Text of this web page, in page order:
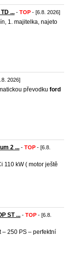
... - TOP - [6.8. 2026]
1. majitelka, najeto
2026]
převodku ford
2 ... - TOP - [6.8.
110 kW ( motor ještě
ST ... - TOP - [6.8.
– 250 PS – perfektní